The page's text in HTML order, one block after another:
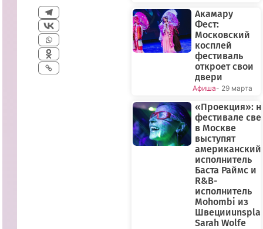
Акамару
Фест:
Московский
косплей
фестиваль
откроет свои
двери
Афиша- 29 марта
«Проекция»:
фестивале
в Москве
выступят
американский
исполнитель
Баста Раймс и
R&B-
исполнитель
Mohombi из
Sarah Wolfe